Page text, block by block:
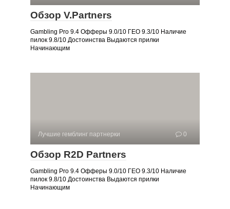
Обзор V.Partners
Gambling Pro 9.4 Офферы 9.0/10 ГЕО 9.3/10 Наличие
пилок 9.8/10 Достоинства Выдаются прилки
Начинающим
Лучшие гемблинг партнерки 0
Обзор R2D Partners
Gambling Pro 9.4 Офферы 9.0/10 ГЕО 9.3/10 Наличие
пилок 9.8/10 Достоинства Выдаются прилки
Начинающим